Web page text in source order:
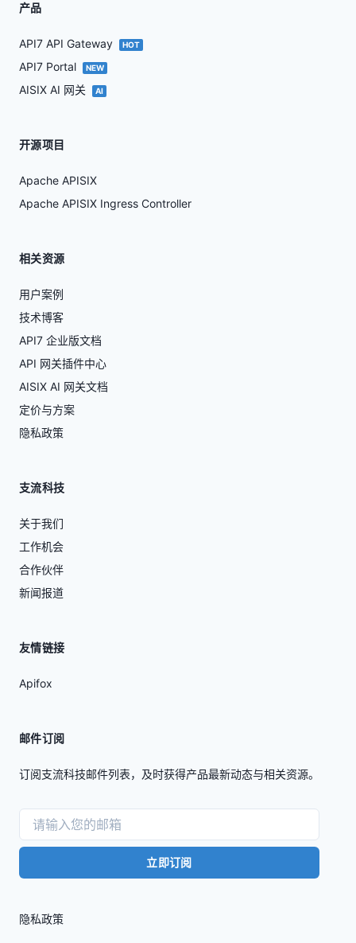
产品
API7 API Gateway HOT
API7 Portal NEW
AISIX AI 网关 AI
开源项目
Apache APISIX
Apache APISIX Ingress Controller
相关资源
用户案例
技术博客
API7 企业版文档
API 网关插件中心
AISIX AI 网关文档
定价与方案
隐私政策
支流科技
关于我们
工作机会
合作伙伴
新闻报道
友情链接
Apifox
邮件订阅
订阅支流科技邮件列表，及时获得产品最新动态与相关资源。
立即订阅
隐私政策